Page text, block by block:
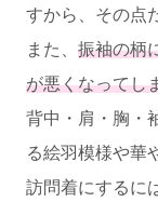
すから、その点
また、 振袖の柄
が悪くなってし
背中・肩・胸・
る絵羽模様や華
訪問着にするに